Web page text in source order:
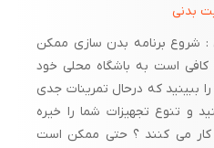
بدنی
: شروع برنامه بدن سازی ممکن
است به باشگاه محلی خود
ببینید که درحال تمرینات جدی
و تنوع تجهیزات شما را خیره
کار می کنند ؟ حتی ممکن است